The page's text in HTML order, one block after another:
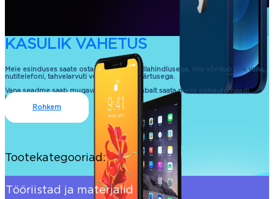
KASULIK VAHETUS
Meie esinduses saate osta uue seadme allahindlusega, mis võrdub teie vana
nutitelefoni, tahvelarvuti või sülearvuti väärtusega.
Vana seadme saab mugavalt ja kontaktivabalt saata meile pakiautomaadi
kaudu.
Rohkem
Tootekategooriad:
Tööriistad ja materjalid